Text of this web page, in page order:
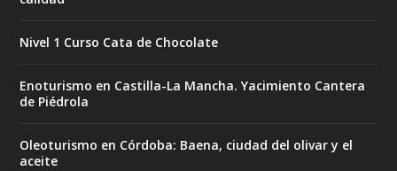
Nivel 1 Curso Cata de Chocolate
Enoturismo en Castilla-La Mancha. Yacimiento Cantera
de Piédrola
Oleoturismo en Córdoba: Baena, ciudad del olivar y el
aceite